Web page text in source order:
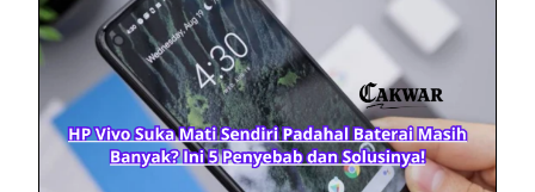
Febrie Adriansyah Ditahan, Mengapa Tanpa Rompi Pink? Ini Penjelasan dan Faktanya
Baterai Apple Watch Cepat Boros? Ini Penyebab dan Cara Mengatasinya
HP Huawei Cepat Panas? Ini Penyebab Utama dan Cara Mengatasinya